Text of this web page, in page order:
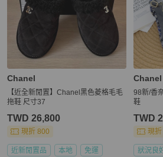
Chanel
【近全新閒置】Chanel黑色菱格毛毛
拖鞋 尺寸37
TWD 26,800
現折 800
近新閒置品 本地 免運
Chanel
98新/香
鞋
TWD
現
狀況良